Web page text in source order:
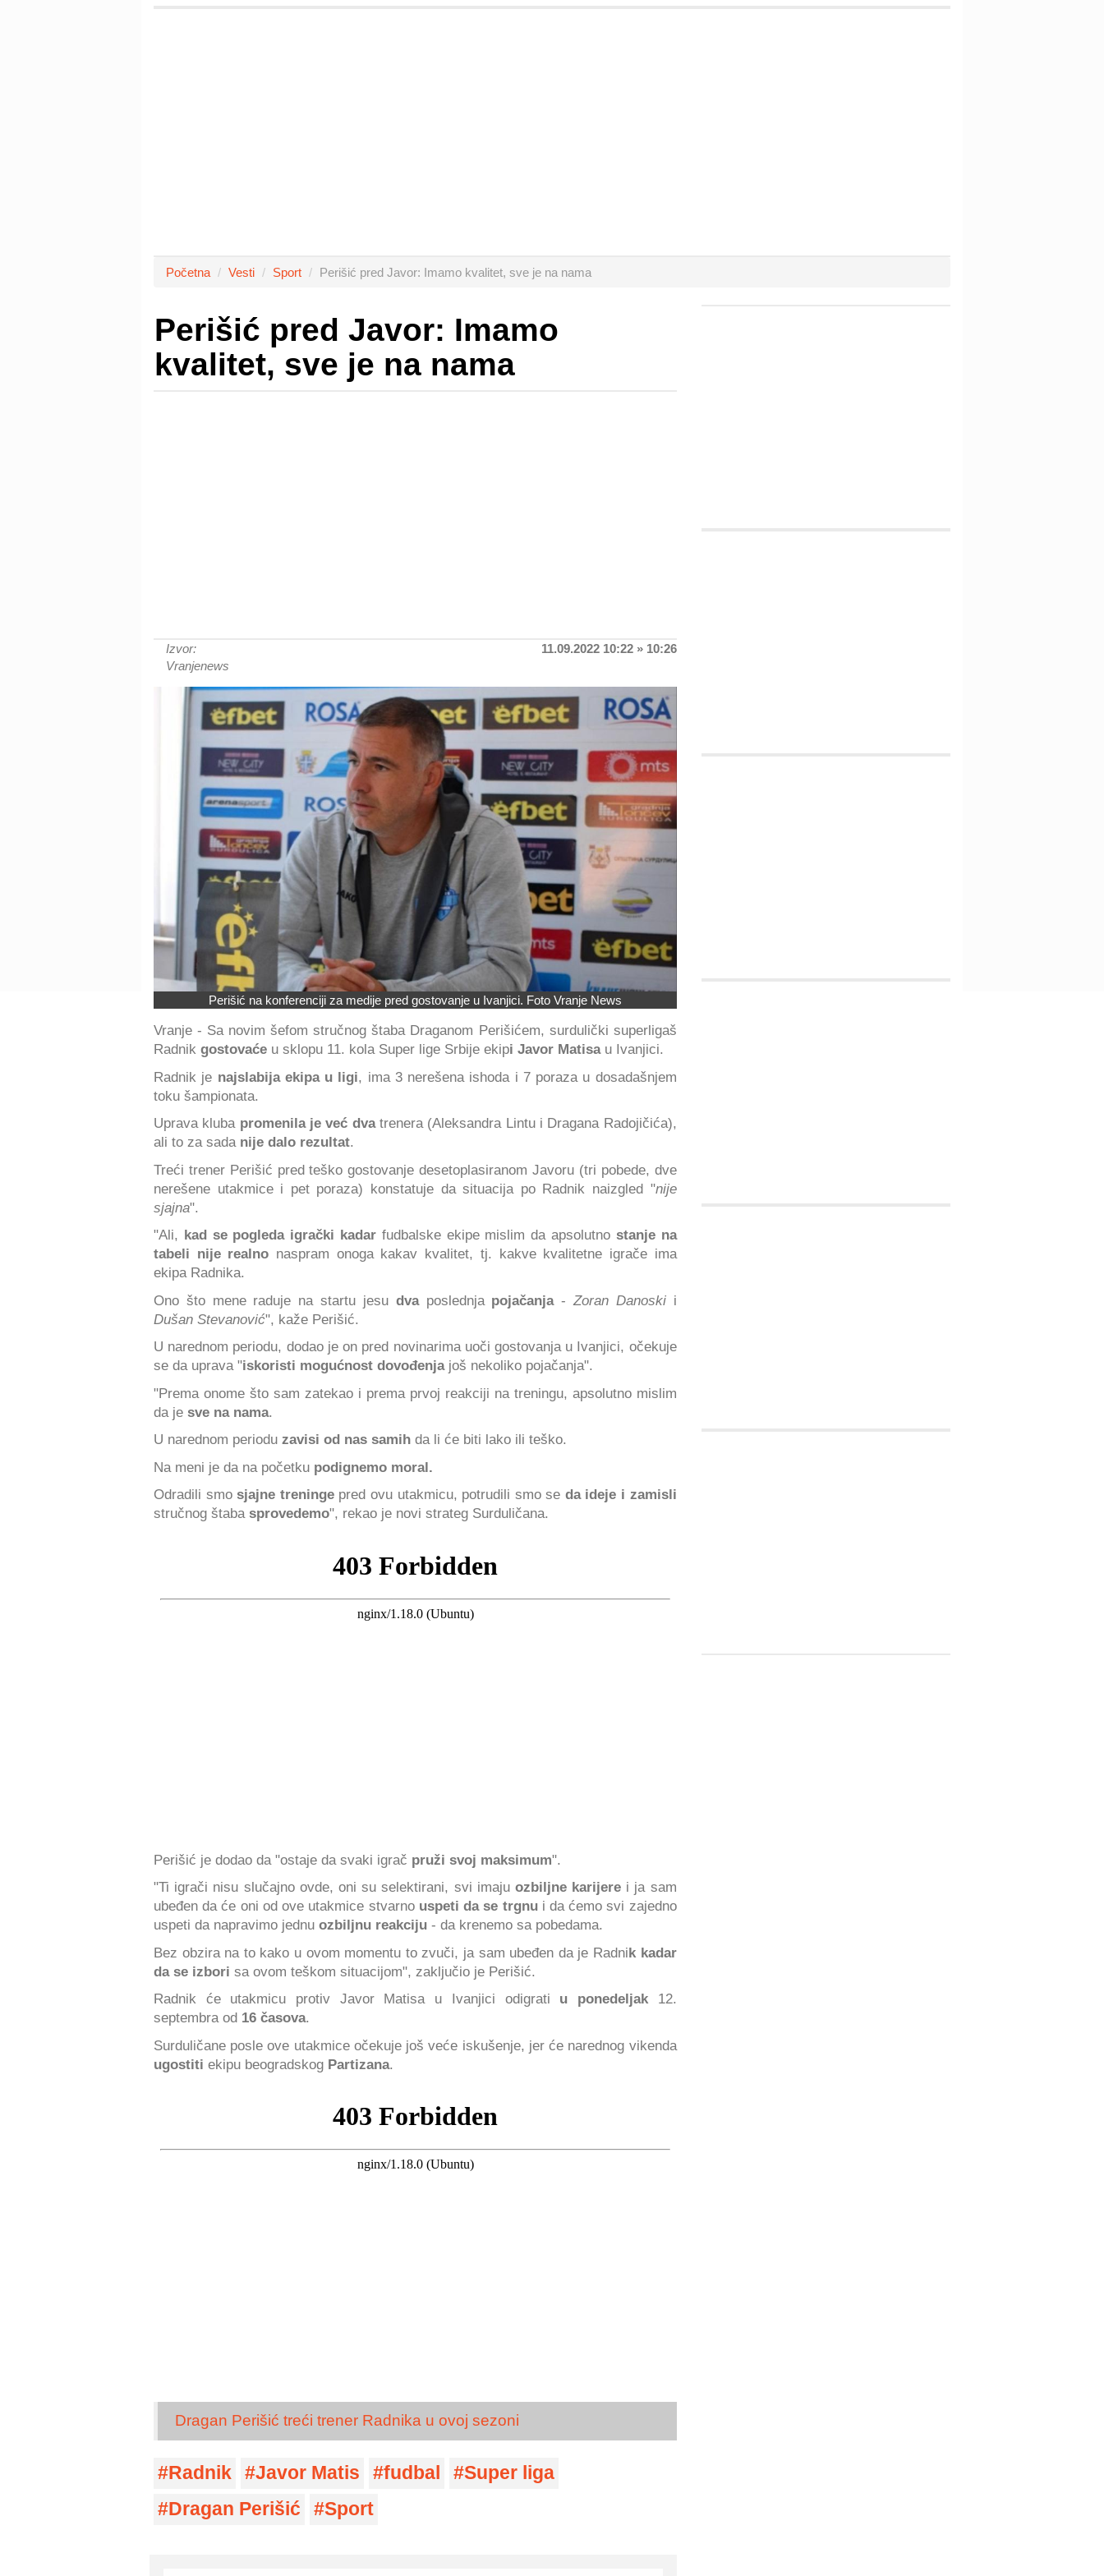
Početna Vesti Sport Perišić pred Javor: Imamo kvalitet, sve je na nama
Perišić pred Javor: Imamo
kvalitet, sve je na nama
Izvor:
Vranjenews
11.09.2022 10:22 » 10:26
Perišić na konferenciji za medije pred gostovanje u Ivanjici. Foto Vranje News
Vranje - Sa novim šefom stručnog štaba Draganom Perišićem, surdulički superligaš
Radnik gostovaće u sklopu 11. kola Super lige Srbije ekipi Javor Matisa u Ivanjici.
Radnik je najslabija ekipa u ligi, ima 3 nerešena ishoda i 7 poraza u dosadašnjem
toku šampionata.
Uprava kluba promenila je već dvatrenera (Aleksandra Lintu i Dragana Radojičića),
ali to za sada nije dalo rezultat.
Treći trener Perišić pred teško gostovanje desetoplasiranom Javoru (tri pobede, dve
nerešene utakmice i pet poraza) konstatuje da situacija po Radnik naizgled "nije
sjajna".
"Ali,
kad se pogleda igrački kadar fudbalske ekipe mislim da apsolutno stanje na
tabeli nije realno naspram onoga kakav kvalitet, tj. kakve kvalitetne igrače ima
ekipa Radnika.
Ono što mene raduje na startu jesudva poslednjapojačanja-Zoran Danoskii
Dušan Stevanović", kaže Perišić.
U narednom periodu, dodao je on pred novinarima uoči gostovanja u Ivanjici, očekuje
se da uprava "iskoristi mogućnost dovođenjajoš nekoliko pojačanja".
"Prema onome što sam zatekao i prema prvoj reakciji na treningu, apsolutno mislim
da je sve na nama.
U narednom periodu zavisi od nas samih da li će biti lako ili teško.
Na meni je da na početku podignemo moral.
Odradili smosjajne treningepred ovu utakmicu, potrudili smo se da ideje i zamisli
stručnog štaba sprovedemo", rekao je novi strateg Surduličana.
Perišić je dodao da "ostaje da svaki igrač pruži svoj maksimum".
"Ti igrači nisu slučajno ovde, oni su selektirani, svi imaju ozbiljne karijere i ja sam
ubeđen da će oni od ove utakmice stvarno uspeti da se trgnui da ćemo svi zajedno
uspeti da napravimo jednu ozbiljnu reakciju - da krenemo sa pobedama.
Bez obzira na to kako u ovom momentu to zvuči, ja sam ubeđen da je Radnik kadar
da se izbori sa ovom teškom situacijom", zaključio je Perišić.
Radnik će utakmicu protiv Javor Matisa u Ivanjici odigrati u ponedeljak12.
septembra od 16 časova.
Surduličane posle ove utakmice očekuje još veće iskušenje, jer će narednog vikenda
ugostiti ekipu beogradskog Partizana.
Dragan Perišić treći trener Radnika u ovoj sezoni
Radnik Javor Matis fudbal
Super liga
Dragan Perišić
Sport